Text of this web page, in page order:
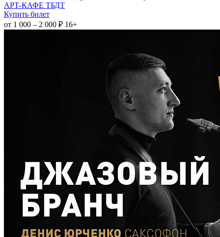
АРТ-КАФЕ ТБДТ
Купить билет
от 1 000 – 2 000 ₽ 16+